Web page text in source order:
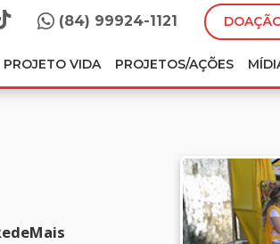
(84) 99924-1121
PROJETO VIDA PROJETOS/AÇÕES